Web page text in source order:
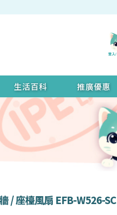
生活百科 推廣優惠
/ 座檯風扇 EFB-W526-SC